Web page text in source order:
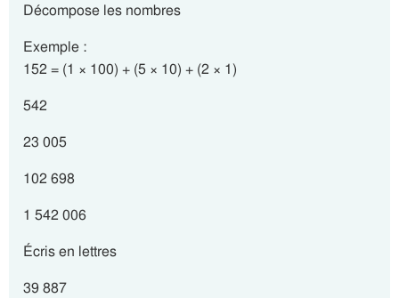
Décompose les nombres
Exemple :
152 = (1 × 100) + (5 × 10) + (2 × 1)
542
23 005
102 698
1 542 006
Écris en lettres
39 887